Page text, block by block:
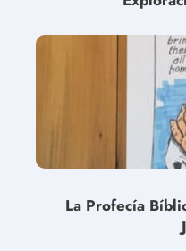
La Profecía